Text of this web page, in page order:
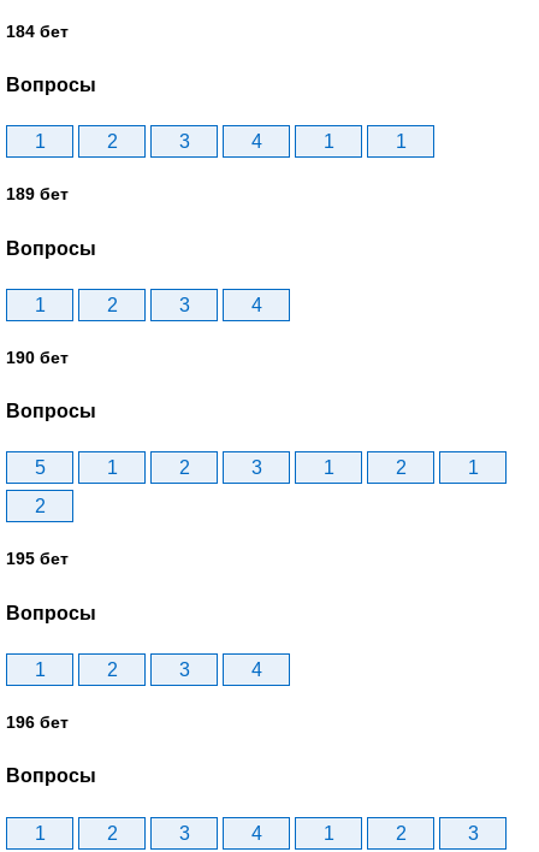
184 бет
Вопросы
1 2 3 4 1 1
189 бет
Вопросы
1 2 3 4
190 бет
Вопросы
5 1 2 3 1 2
1
2
195 бет
Вопросы
1 2 3 4
196 бет
Вопросы
1 2 3 4 1 2
3